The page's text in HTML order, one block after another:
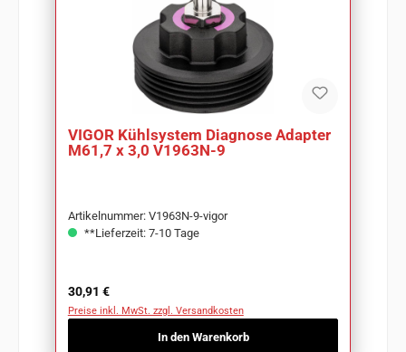
VIGOR Kühlsystem Diagnose Adapter
M61,7 x 3,0 V1963N-9
Artikelnummer: V1963N-9-vigor
**Lieferzeit: 7-10 Tage
Regulärer Preis:
30,91 €
Preise inkl. MwSt. zzgl. Versandkosten
In den Warenkorb